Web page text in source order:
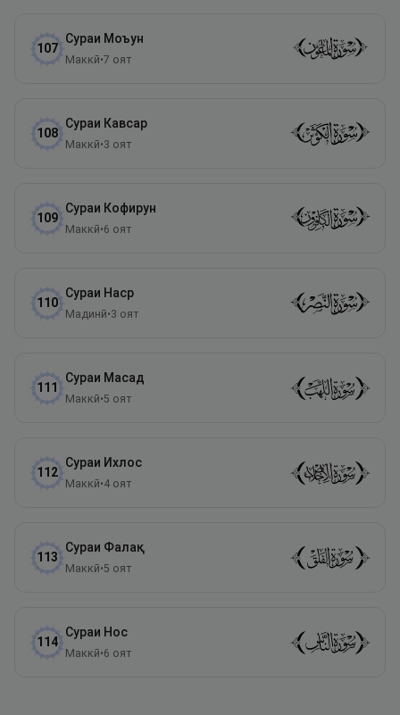
107
Сураи Моъун
Маккӣ•7 оят
108
Сураи Кавсар
Маккӣ•3 оят
109
Сураи Кофирун
Маккӣ•6 оят
110
Сураи Наср
Мадинӣ•3 оят
111
Сураи Масад
Маккӣ•5 оят
112
Сураи Ихлос
Маккӣ•4 оят
113
Сураи Фалақ
Маккӣ•5 оят
114
Сураи Нос
Маккӣ•6 оят